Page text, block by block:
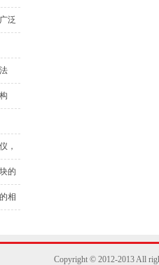
泛
，
的
相
Copyright © 2012-2013 All